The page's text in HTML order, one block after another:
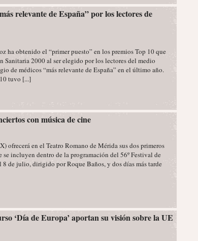
relevante de España” por los lectores de
ha obtenido el “primer puesto” en los premios Top 10 que
Sanitaria 2000 al ser elegido por los lectores del medio
de médicos “más relevante de España” en el último año.
tuvo [...]
con música de cine
ofrecerá en el Teatro Romano de Mérida sus dos primeros
se incluyen dentro de la programación del 56º Festival de
8 de julio, dirigido por Roque Baños, y dos días más tarde
‘Día de Europa’ aportan su visión sobre la UE